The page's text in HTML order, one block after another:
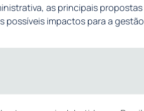
as principais propostas
possíveis impactos para a